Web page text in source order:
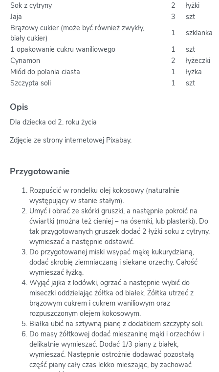
Sok z cytryny
2
łyżki
Jaja
3
szt
Brązowy cukier (może być również zwykły,
biały cukier)
1
szklanka
1 opakowanie cukru waniliowego
1
szt
Cynamon
2
łyżeczki
Miód do polania ciasta
1
łyżka
Szczypta soli
1 szt
Opis
Dla dziecka od 2. roku życia
Zdjęcie ze strony internetowej Pixabay.
Przygotowanie
Rozpuścić w rondelku olej kokosowy (naturalnie
występujący w stanie stałym).
Umyć i obrać ze skórki gruszki, a następnie pokroić na
ćwiartki (można też cieniej – na ósemki, lub plasterki). Do
tak przygotowanych gruszek dodać 2 łyżki soku z cytryny,
wymieszać a następnie odstawić.
Do przygotowanej miski wsypać mąkę kukurydzianą,
dodać skrobię ziemniaczaną i siekane orzechy. Całość
wymieszać łyżką.
Wyjąć jajka z lodówki, ogrzać a następnie wybić do
miseczki oddzielając żółtka od białek. Żółtka utrzeć z
brązowym cukrem i cukrem waniliowym oraz
rozpuszczonym olejem kokosowym.
Białka ubić na sztywną pianę z dodatkiem szczypty soli.
Do masy żółtkowej dodać mieszaninę mąki i orzechów i
delikatnie wymieszać. Dodać 1/3 piany z białek,
wymieszać. Następnie ostrożnie dodawać pozostałą
część piany cały czas lekko mieszając, by zachować